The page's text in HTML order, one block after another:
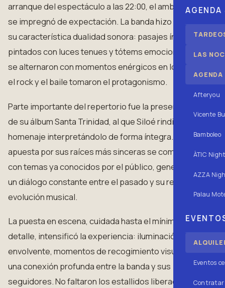
AGENDA
LAS
Afteryou
Vicente
Bamboleo
ÀTIC
AZZA
Palau
Eventos
Contratar
arranque del espectáculo a las 22:00, el ambiente
se impregnó de expectación. La banda hizo gala de
su característica dualidad sonora: pasajes íntimos,
pintados con luces tenues y tótems emocionales,
se alternaron con momentos enérgicos en los que
el rock y el baile tomaron el protagonismo.
Parte importante del repertorio fue la presentación
de su álbum Santa Trinidad, al que Siloé rindió
homenaje interpretándolo de forma íntegra. Esa
apuesta por sus raíces más sinceras se combinó
con temas ya conocidos por el público, generando
un diálogo constante entre el pasado y su reciente
evolución musical.
La puesta en escena, cuidada hasta el mínimo
detalle, intensificó la experiencia: iluminación
envolvente, momentos de recogimiento visual, y
una conexión profunda entre la banda y sus
seguidores. No faltaron los estallidos liberadores,